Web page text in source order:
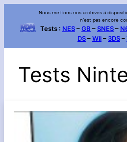
Nous mettons nos archives à
n’est pas encore
Tests : NES–GB –SNES–
DS–Wii– 3DS–
Tests